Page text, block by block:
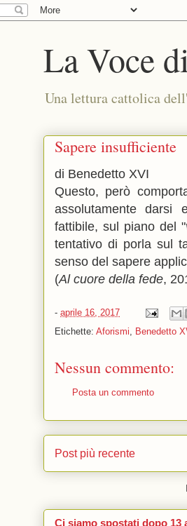
La Voce
Una lettura cattolica
Sapere insufficiente
di Benedetto XVI
Questo, però
assolutamente darsi
fattibile, sul piano del "
tentativo di porla sul
senso del sapere
(Al cuore della fede,
- aprile 16, 2017
Etichette: Aforismi, Benedetto
Nessun commento:
Posta un commento
Post più recente
Ci siamo spostati dopo 13